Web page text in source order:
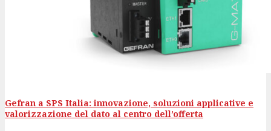
Gefran a SPS Italia: innovazione, soluzioni applicative e
valorizzazione del dato al centro dell’offerta